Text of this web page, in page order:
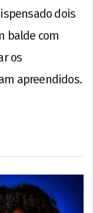
dois
balde com
os
apreendidos.